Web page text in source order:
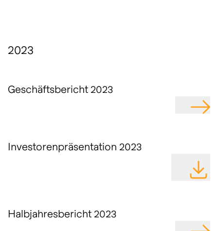
2023
Geschäftsbericht 2023
GEHE
Investorenpräsentation 2023
DATEI
Halbjahresbericht 2023